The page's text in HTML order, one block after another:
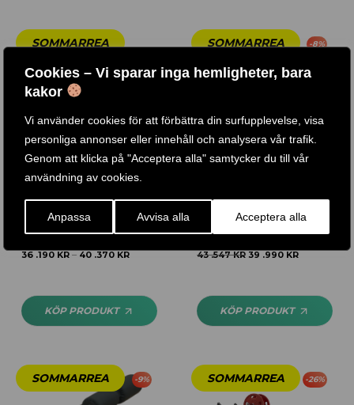
Cookies – Vi sparar inga hemligheter, bara
kakor
Vi använder cookies för att förbättra din surfupplevelse, visa
personliga annonser eller innehåll och analysera vår trafik.
Genom att klicka på "Acceptera alla" samtycker du till vår
användning av cookies.
Anpassa Avvisa alla Acceptera alla
36 .190 KR – 40 .370 KR
KÖP PRODUKT
-8%
BODY SOLID PRO DUAL
43 .547KR 39 .990 KR
KÖP PRODUKT
-9% -26%